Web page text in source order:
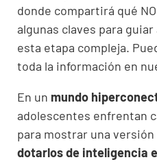
donde compartirá qué
algunas claves para
esta etapa compleja.
toda la información en
En un mundo
adolescentes enfrentan
para mostrar una
dotarlos de inteligencia